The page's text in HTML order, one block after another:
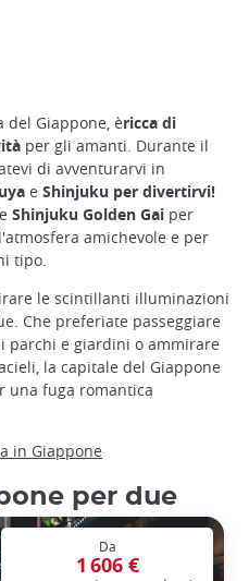
del Giappone, èricca di
per gli amanti. Durante il
di avventurarvi in
e Shinjuku per divertirvi!
e Shinjuku Golden Gai per
amichevole e per
tipo.
le scintillanti illuminazioni
Che preferiate passeggiare
parchi e giardini o ammirare
la capitale del Giappone
una fuga romantica
in Giappone
per due
Da
1 606 €